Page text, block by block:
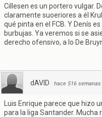
Cillesen es un portero vulgar.
claramente suoeriores a él
qué pinta en el FCB. Y Denís
burbujas. Ya veremos si se
derecho ofensivo, a lo De
dAVID · hace 516 semanas
Luis Enrique parece que hizo
para la liga Santander. Mucha